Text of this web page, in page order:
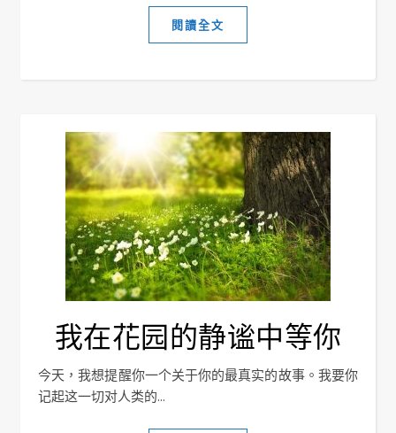
閱讀全文
我在花园的静谧中等你
今天，我想提醒你一个关于你的最真实的故事。我要你
记起这一切对人类的...